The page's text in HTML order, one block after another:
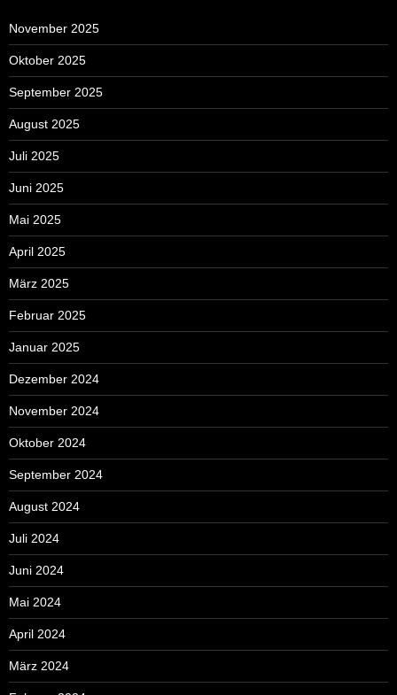
November 2025
Oktober 2025
September 2025
August 2025
Juli 2025
Juni 2025
Mai 2025
April 2025
März 2025
Februar 2025
Januar 2025
Dezember 2024
November 2024
Oktober 2024
September 2024
August 2024
Juli 2024
Juni 2024
Mai 2024
April 2024
März 2024